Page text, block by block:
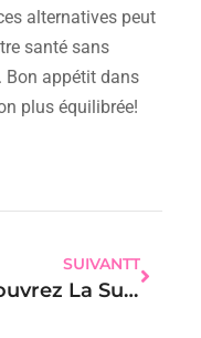
alternatives peut
santé sans
appétit dans
plus équilibrée!
SUIVANTT
Découvrez La Surprise D’une Alimentation Équilibrée Pour Rayonner Au Féminin